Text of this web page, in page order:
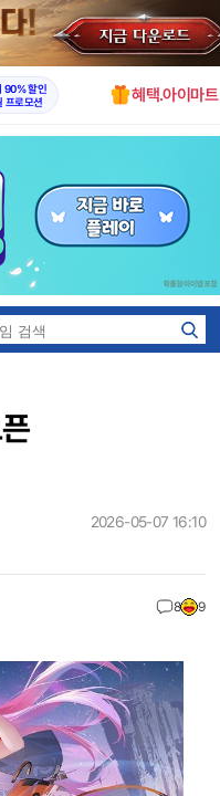
90% 할인
프로모션
혜택.아이마트
8 9
2026-05-07 16:10